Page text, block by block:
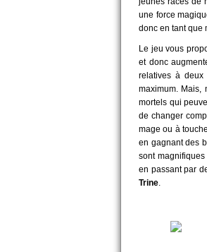
une force
donc en tant que
Le jeu vous
et donc
relatives à deux
maximum. Mais,
mortels qui
de changer
mage ou à
en gagnant des
sont
en passant par
Trine.